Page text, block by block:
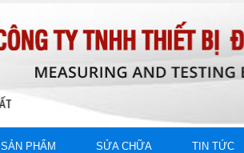
SẢN PHẨM SỬA CHỮA TIN TỨC